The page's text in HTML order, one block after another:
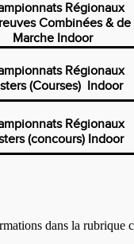
Régionaux
Combinées & de
Marche Indoor
Régionaux
(Courses) Indoor
Régionaux
(concours) Indoor
dans la rubrique